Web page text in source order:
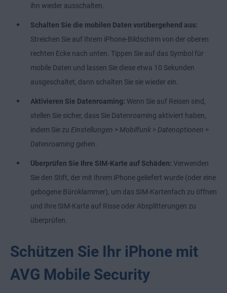
ihn wieder ausschalten.
Schalten Sie die mobilen Daten vorübergehend aus:
Streichen Sie auf Ihrem iPhone-Bildschirm von der oberen
rechten Ecke nach unten. Tippen Sie auf das Symbol für
mobile Daten und lassen Sie diese etwa 10 Sekunden
ausgeschaltet, dann schalten Sie sie wieder ein.
Aktivieren Sie Datenroaming: Wenn Sie auf Reisen sind,
stellen Sie sicher, dass Sie Datenroaming aktiviert haben,
indem Sie zu Einstellungen > Mobilfunk > Datenoptionen >
Datenroaming gehen.
Überprüfen Sie Ihre SIM-Karte auf Schäden: Verwenden
Sie den Stift, der mit Ihrem iPhone geliefert wurde (oder eine
gebogene Büroklammer), um das SIM-Kartenfach zu öffnen
und Ihre SIM-Karte auf Risse oder Absplitterungen zu
überprüfen.
Schützen Sie Ihr iPhone mit
AVG Mobile Security